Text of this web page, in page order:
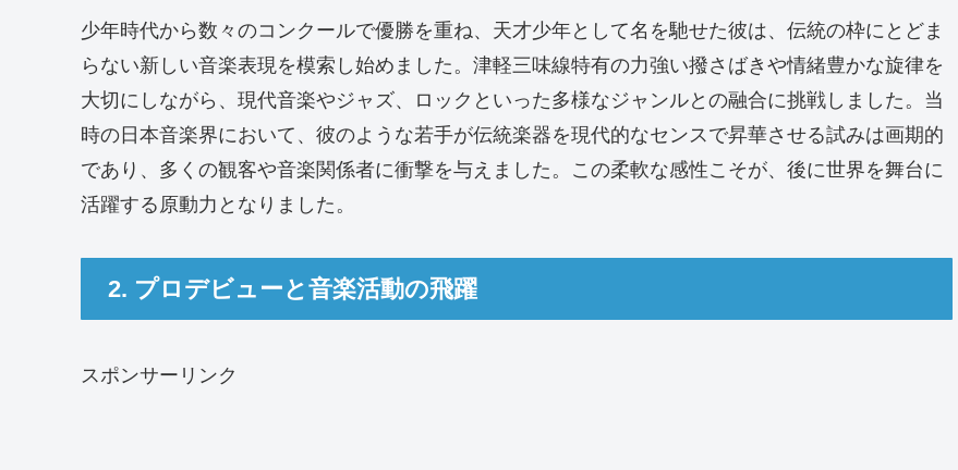
少年時代から数々のコンクールで優勝を重ね、天才少年として名を馳せた彼は、伝統の枠にとどま
らない新しい音楽表現を模索し始めました。津軽三味線特有の力強い撥さばきや情緒豊かな旋律を
大切にしながら、現代音楽やジャズ、ロックといった多様なジャンルとの融合に挑戦しました。当
時の日本音楽界において、彼のような若手が伝統楽器を現代的なセンスで昇華させる試みは画期的
であり、多くの観客や音楽関係者に衝撃を与えました。この柔軟な感性こそが、後に世界を舞台に
活躍する原動力となりました。
2. プロデビューと音楽活動の飛躍
スポンサーリンク